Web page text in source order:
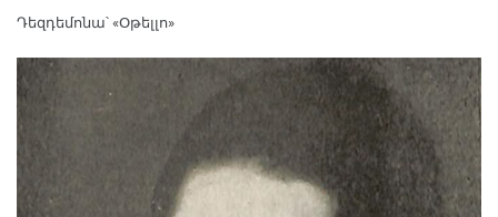
Դեզդեմոնա՝ «Օթելլո»